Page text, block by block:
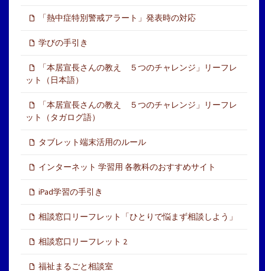
「熱中症特別警戒アラート」発表時の対応
学びの手引き
「本居宣長さんの教え ５つのチャレンジ」リーフレ
ット（日本語）
「本居宣長さんの教え ５つのチャレンジ」リーフレ
ット（タガログ語）
タブレット端末活用のルール
インターネット 学習用 各教科のおすすめサイト
iPad学習の手引き
相談窓口リーフレット「ひとりで悩まず相談しよう」
相談窓口リーフレット 2
福祉まるごと相談室